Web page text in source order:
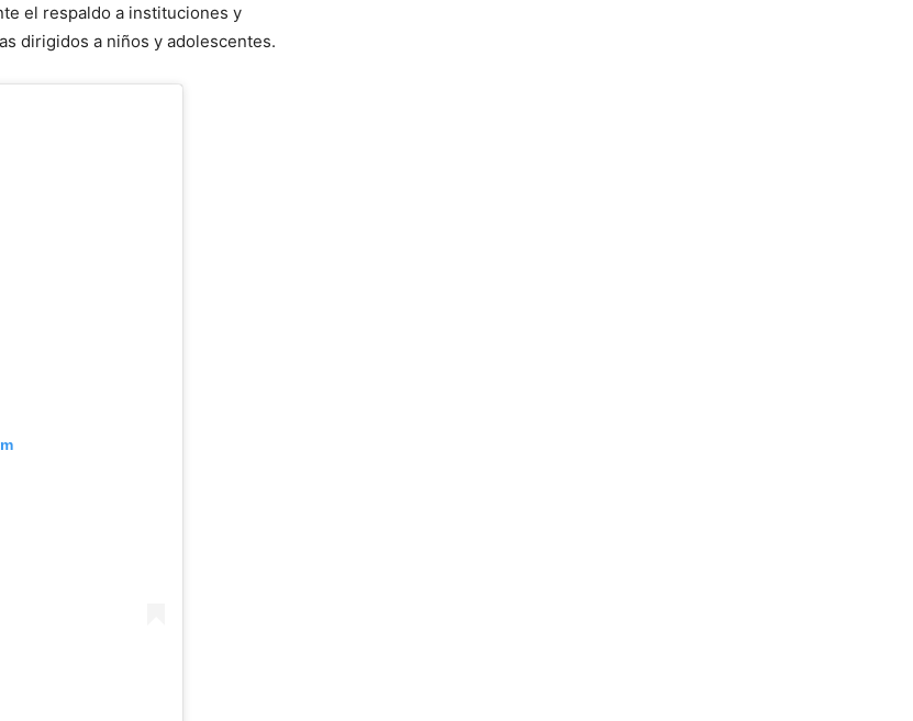
el respaldo a instituciones y
dirigidos a niños y adolescentes.